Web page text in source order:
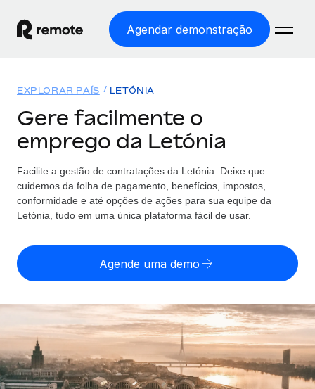
Agendar demonstração
EMPREGO GLOBAL
Processamento Salarial
Processamento salarial fácil e em conformidade
Employer of Record
entidades
globalmente
SERVICES
Perguntar a um especialista
Soluções
COBERTURA GLOBAL
Explorador de países
Encontra apoio para emprego global por país
Comparar a Remote
Veja como nos comparamos com os outros
TORNE-SE NOSSO PARCEIRO
Parceiros tecnológicos estratégicos
Integre os RH globais na sua plataforma de forma
flexível
Preçário
English
Nederlands
Français
Deutsch
Início de sessão
EXPLORAR PAÍS LETÓNIA
Gere facilmente o
emprego da Letónia
Facilite a gestão de contratações da Letónia. Deixe que
cuidemos da folha de pagamento, benefícios, impostos,
conformidade e até opções de ações para sua equipe da
Letónia, tudo em uma única plataforma fácil de usar.
Agende uma demo